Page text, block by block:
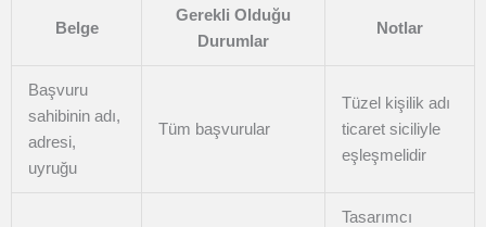
Belge
Gerekli Olduğu
Durumlar
Notlar
Başvuru
sahibinin adı,
adresi,
uyruğu
Tüm başvurular
Tüzel kişilik adı
ticaret siciliyle
eşleşmelidir
Tasarımcı